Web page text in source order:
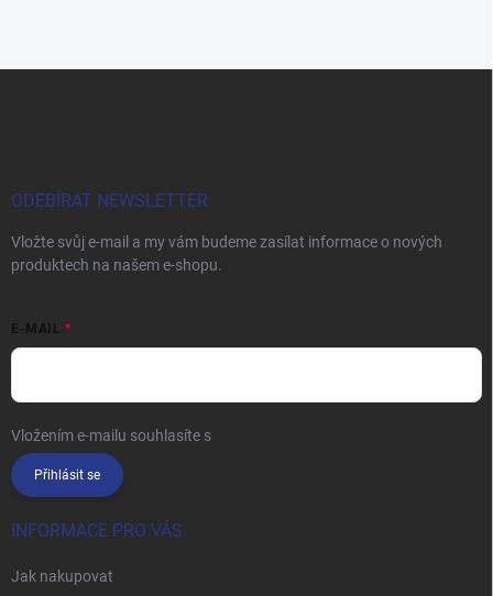
ODEBÍRAT NEWSLETTER
Vložte svůj e-mail a my vám budeme zasílat informace o nových
produktech na našem e-shopu.
E-MAIL
Vložením e-mailu souhlasíte s
Přihlásit se
INFORMACE PRO VÁS
Jak nakupovat